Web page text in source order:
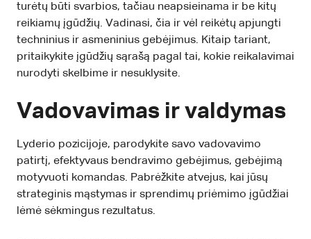
turėtų būti svarbios, tačiau neapsieinama ir be kitų
reikiamų įgūdžių. Vadinasi, čia ir vėl reikėtų apjungti
techninius ir asmeninius gebėjimus. Kitaip tariant,
pritaikykite įgūdžių sąrašą pagal tai, kokie reikalavimai
nurodyti skelbime ir nesuklysite.
Vadovavimas ir valdymas
Lyderio pozicijoje, parodykite savo vadovavimo
patirtį, efektyvaus bendravimo gebėjimus, gebėjimą
motyvuoti komandas. Pabrėžkite atvejus, kai jūsų
strateginis mąstymas ir sprendimų priėmimo įgūdžiai
lėmė sėkmingus rezultatus.